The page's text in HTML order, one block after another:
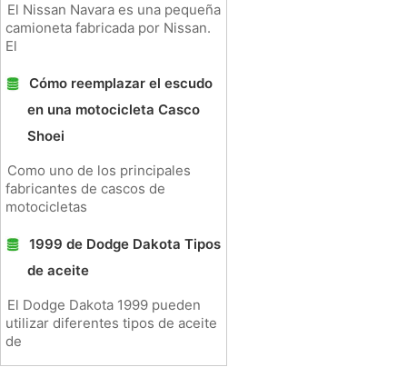
El Nissan Navara es una pequeña
camioneta fabricada por Nissan.
El
Cómo reemplazar el escudo
en una motocicleta Casco
Shoei
Como uno de los principales
fabricantes de cascos de
motocicletas
1999 de Dodge Dakota Tipos
de aceite
El Dodge Dakota 1999 pueden
utilizar diferentes tipos de aceite
de